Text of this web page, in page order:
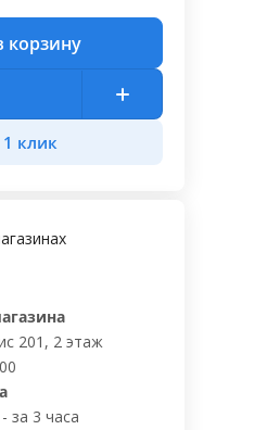
корзину
клик
201, 2 этаж
за 3 часа